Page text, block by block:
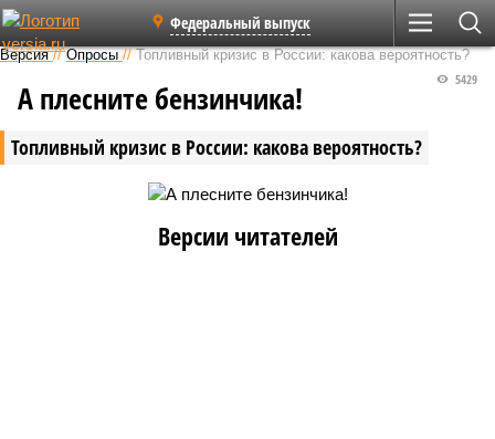
Федеральный выпуск
Версия //Опросы //Топливный кризис в России: какова вероятность?
Топливный кризис в России: какова вероятность?
5429
А плесните бензинчика!
Версии читателей